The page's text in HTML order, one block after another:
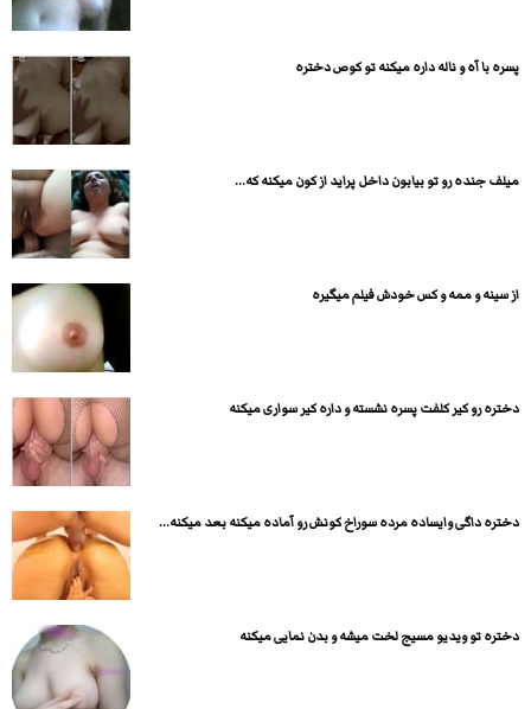
پسره با آه و ناله داره میکنه تو کوص دختره
میلف جنده رو تو بیابون داخل پراید از کون میکنه که...
از سینه و ممه و کس خودش فیلم میگیره
دختره رو کیر کلفت پسره نشسته و داره کیر سواری میکنه
دختره داگی وایساده مرده سوراخ کونش رو آماده میکنه بعد میکنه...
دختره تو ویدیو مسیج لخت میشه و بدن نمایی میکنه